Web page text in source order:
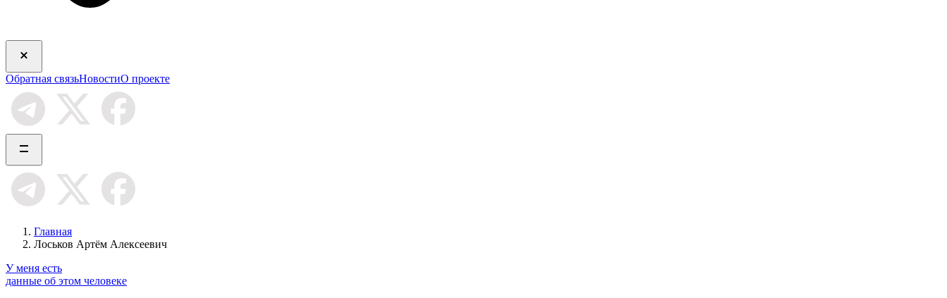
Обратная связьНовостиО проекте
Главная
Лоськов Артём Алексеевич
У меня есть
данные об этом человеке